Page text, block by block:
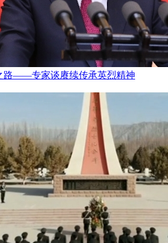
路——专家谈赓续传承英烈精神